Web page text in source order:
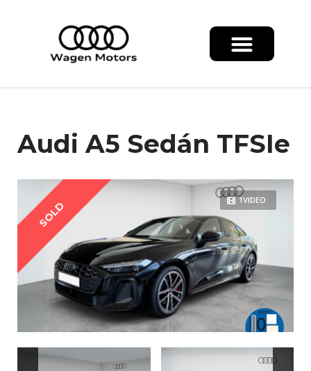
Audi A5 Sedán TFSIe
1VIDEO
SOLD